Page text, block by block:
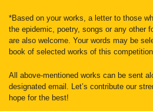
*Based on your works, a letter to those
the epidemic, poetry, songs or any other
are also welcome. Your words may be
book of selected works of this
All above-mentioned works can be sent
designated email. Let’s contribute our
hope for the best!